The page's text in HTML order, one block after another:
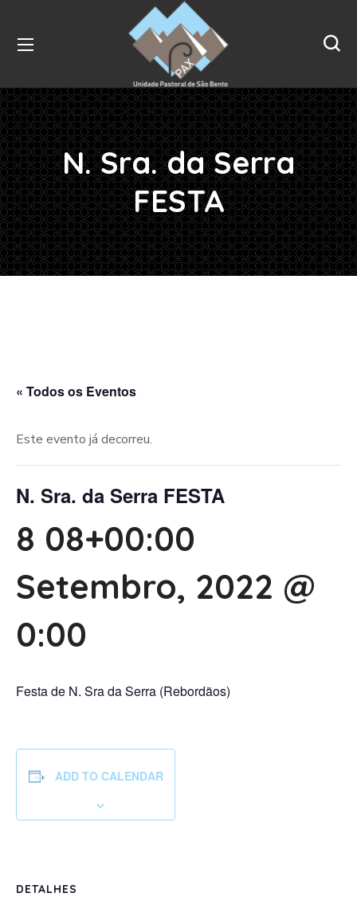
N. Sra. da Serra
FESTA
« Todos os Eventos
Este evento já decorreu.
N. Sra. da Serra FESTA
8 08+00:00
Setembro, 2022 @
0:00
Festa de N. Sra da Serra (Rebordãos)
ADD TO CALENDAR
DETALHES